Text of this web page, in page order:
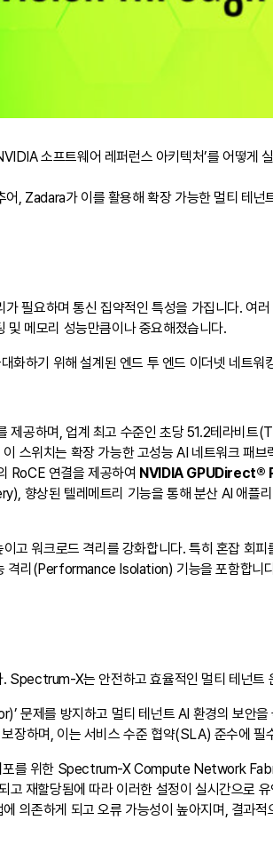
소프트웨어 레퍼런스 아키텍처’를 어떻게
Zadara가 이를 활용해 확장 가능한 멀티 테넌
필요하며 통신 집약적인 특성을 가집니다. 여
메모리 성능만큼이나 중요해졌습니다.
하기 위해 설계된 엔드 투 엔드 이더넷 네트워
공하며, 업계 최고 수준인 초당 51.2테라비트
위치는 확장 가능한 고성능 AI 네트워크 패브
RoCE 연결을 제공하여 NVIDIA GPUDirect®
상된 텔레메트리 기능을 통해 분산 AI 애플리
이고 워크로드 격리를 강화합니다. 특히 혼잡
리(Performance Isolation) 기능을 포함합니
Spectrum-X는 안전하고 효율적인 멀티 테넌트
문제를 방지하고 멀티 테넌트 AI 환경의 보안을
장하며, 이는 서비스 수준 협약(SLA) 준수에 필
를 위한 Spectrum-X Compute Network
재할당됨에 따라 이러한 설정이 실시간으로
의존하게 되고 오류 가능성이 높아지며, 결과